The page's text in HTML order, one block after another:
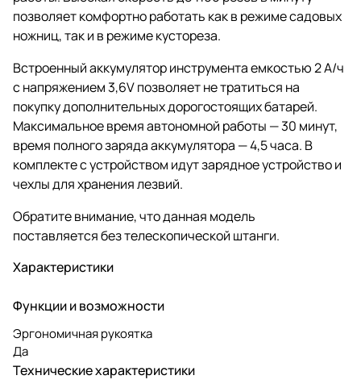
позволяет комфортно работать как в режиме садовых
ножниц, так и в режиме кустореза.
Встроенный аккумулятор инструмента емкостью 2 А/ч
с напряжением 3,6V позволяет не тратиться на
покупку дополнительных дорогостоящих батарей.
Максимальное время автономной работы — 30 минут,
время полного заряда аккумулятора — 4,5 часа. В
комплекте с устройством идут зарядное устройство и
чехлы для хранения лезвий.
Обратите внимание, что данная модель
поставляется без телескопической штанги.
Характеристики
Функции и возможности
Эргономичная рукоятка
Да
Технические характеристики